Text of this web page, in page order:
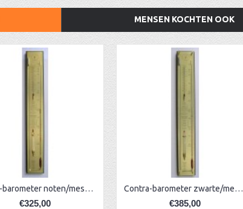
MENSEN KOCHTEN OOK
Contra-barometer noten/messing MQ
€325,00
Contra-barometer zwarte/messing/glas
€385,00